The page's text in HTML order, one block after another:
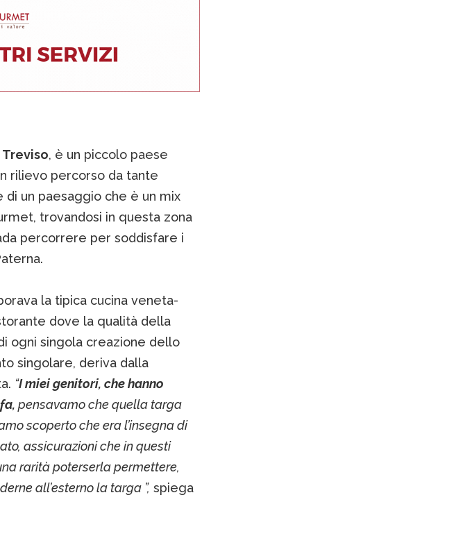
Treviso, è un piccolo paese
rilievo percorso da tante
un paesaggio che è un mix
trovandosi in questa zona
percorrere per soddisfare i
la tipica cucina veneta-
dove la qualità della
ogni singola creazione dello
singolare, deriva dalla
“I miei genitori, che hanno
pensavamo che quella targa
scoperto che era l’insegna di
assicurazioni che in questi
rarità poterserla permettere,
all’esterno la targa ”, spiega